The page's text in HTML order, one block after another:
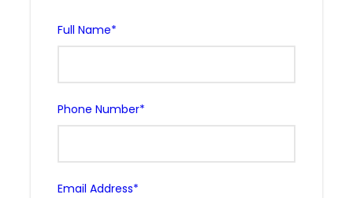
Full Name*
Phone Number*
Email Address*